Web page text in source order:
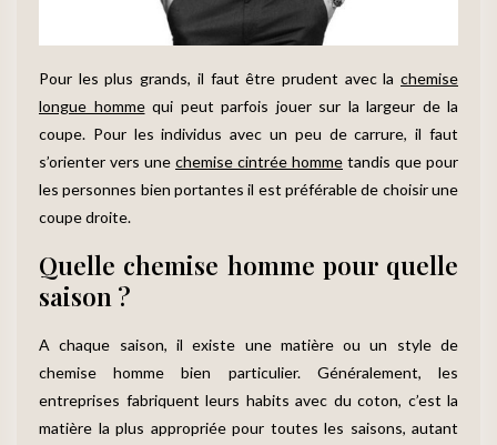
Pour les plus grands, il faut être prudent avec la chemise
longue hommequi peut parfois jouer sur la largeur de la
coupe. Pour les individus avec un peu de carrure, il faut
s’orienter vers une chemise cintrée homme tandis que pour
les personnes bien portantes il est préférable de choisir une
coupe droite.
Quelle chemise homme pour quelle
saison ?
A chaque saison, il existe une matière ou un style de
chemise homme bien particulier. Généralement, les
entreprises fabriquent leurs habits avec du coton, c’est la
matière la plus appropriée pour toutes les saisons, autant